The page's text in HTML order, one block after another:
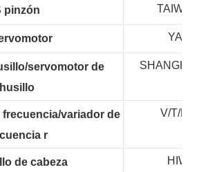
pinzón
servomotor de
husillo
variador de
r
V/T/
de cabeza